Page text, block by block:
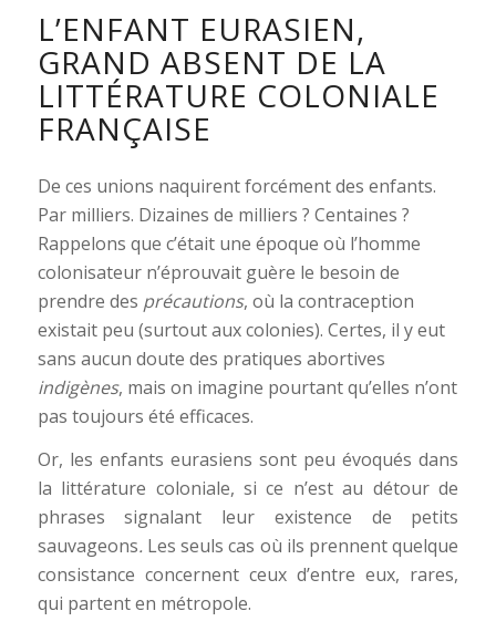
L’ENFANT EURASIEN,
GRAND ABSENT DE LA
LITTÉRATURE COLONIALE
FRANÇAISE
De ces unions naquirent forcément des enfants.
Par milliers. Dizaines de milliers ? Centaines ?
Rappelons que c’était une époque où l’homme
colonisateur n’éprouvait guère le besoin de
prendre des précautions, où la contraception
existait peu (surtout aux colonies). Certes, il y eut
sans aucun doute des pratiques abortives
indigènes, mais on imagine pourtant qu’elles n’ont
pas toujours été efficaces.
Or, les enfants eurasiens sont peu évoqués dans
la littérature coloniale, si ce n’est au détour de
phrases signalant leur existence de petits
sauvageons. Les seuls cas où ils prennent quelque
consistance concernent ceux d’entre eux, rares,
qui partent en métropole.